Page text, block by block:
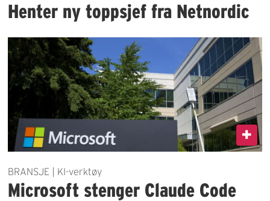
Henter ny toppsjef fra Netnordic
BRANSJE | KI-verktøy
Microsoft stenger Claude Code